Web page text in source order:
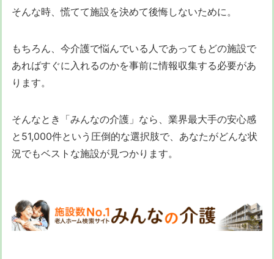
そんな時、慌てて施設を決めて後悔しないために。
もちろん、今介護で悩んでいる人であってもどの施設で
あればすぐに入れるのかを事前に情報収集する必要があ
ります。
そんなとき「みんなの介護」なら、業界最大手の安心感
と51,000件という圧倒的な選択肢で、あなたがどんな状
況でもベストな施設が見つかります。